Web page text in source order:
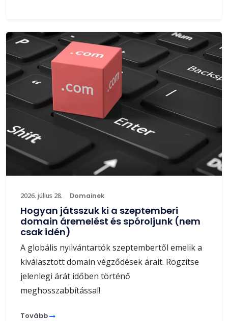
2026. július 28. Domainek
Hogyan játsszuk ki a szeptemberi
domain áremelést és spóroljunk (nem
csak idén)
A globális nyilvántartók szeptembertől emelik a
kiválasztott domain végződések árait. Rögzítse
jelenlegi árát időben történő
meghosszabbítással!
Tovább